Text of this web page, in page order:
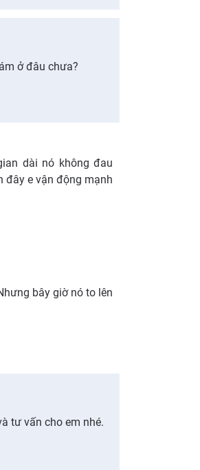
ở đâu chưa?
dài nó không đau
đây e vận động mạnh
bây giờ nó to lên
tư vấn cho em nhé.